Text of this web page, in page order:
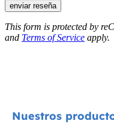
enviar reseña
This form is protected by
and Terms of Service apply.
Nuestros